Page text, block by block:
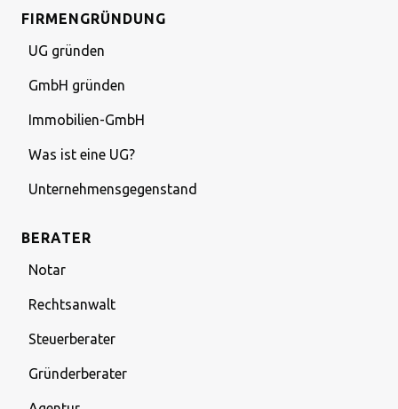
FIRMENGRÜNDUNG
UG gründen
GmbH gründen
Immobilien-GmbH
Was ist eine UG?
Unternehmensgegenstand
BERATER
Notar
Rechtsanwalt
Steuerberater
Gründerberater